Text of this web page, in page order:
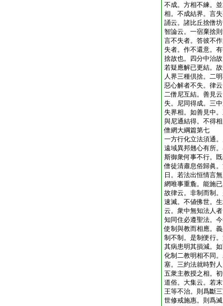
不成。方相不練。
相。不成結界。言
誦云。諸比丘捨僧
智論云。一宿棄捨
言不失者。答彼不
失者。作不還意。
捨故也。四分中治
若疑應解已更結。
人界三種倶捨。二
惡心解者不失。律
二僧尼互結。善見
失。尼同得成。三
失界相。如善見中
與尼通結得。不得
僧網大綱篇第七
一方行化立法須通
遠域異邦翹心有所
斯御衆何事不行。
僧徒清肅息俗歸眞
日。若法出恒情言
網唯事重麁。能施
故律云。非制而制
速滅。不値佛世。
云。衆中無知法人
知同住必遵聖法。
使制與教而相應。
制不制。是制便行
其病患明其損減。
化制二教明相不同
塞。三約法就時對
五衆主教授之相。
道俗。大集云。若
王等不治。則爲斷
世修戒施惠。則爲